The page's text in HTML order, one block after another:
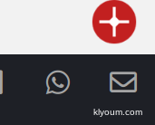
klyoum.com